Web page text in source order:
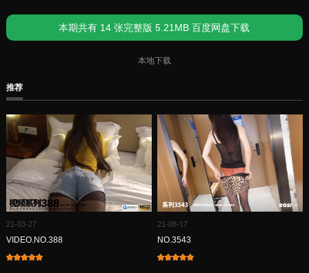
本期共有 14 张完整版 5.21MB 百度网盘下载
本地下载
推荐
21-03-27
VIDEO.NO.388
21-08-17
NO.3543